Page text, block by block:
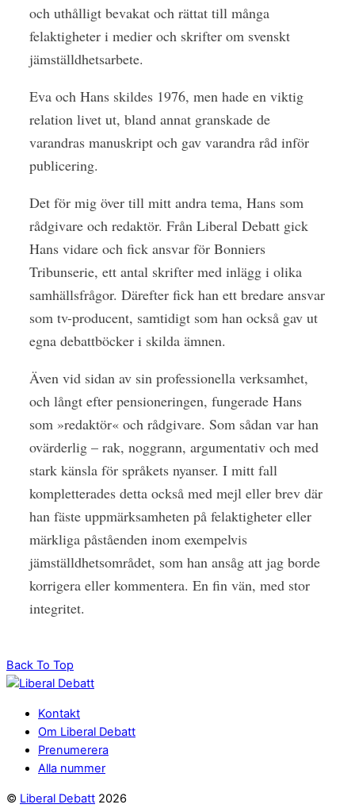
och uthålligt bevakat och rättat till många
felaktigheter i medier och skrifter om svenskt
jämställdhetsarbete.
Eva och Hans skildes 1976, men hade en viktig
relation livet ut, bland annat granskade de
varandras manuskript och gav varandra råd inför
publicering.
Det för mig över till mitt andra tema, Hans som
rådgivare och redaktör. Från Liberal Debatt gick
Hans vidare och fick ansvar för Bonniers
Tribunserie, ett antal skrifter med inlägg i olika
samhällsfrågor. Därefter fick han ett bredare ansvar
som tv-producent, samtidigt som han också gav ut
egna debattböcker i skilda ämnen.
Även vid sidan av sin professionella verksamhet,
och långt efter pensioneringen, fungerade Hans
som »redaktör« och rådgivare. Som sådan var han
ovärderlig – rak, noggrann, argumentativ och med
stark känsla för språkets nyanser. I mitt fall
kompletterades detta också med mejl eller brev där
han fäste uppmärksamheten på felaktigheter eller
märkliga påståenden inom exempelvis
jämställdhetsområdet, som han ansåg att jag borde
korrigera eller kommentera. En fin vän, med stor
integritet.
Back To Top
Kontakt
Om Liberal Debatt
Prenumerera
Alla nummer
© Liberal Debatt 2026